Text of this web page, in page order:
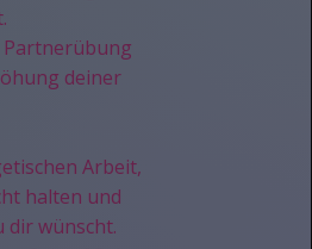
deiner
Arbeit,
halten und
dir wünscht.